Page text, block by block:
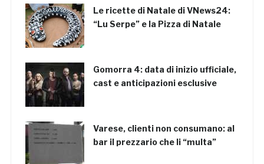
Le ricette di Natale di VNews24:
“Lu Serpe” e la Pizza di Natale
Gomorra 4: data di inizio ufficiale,
cast e anticipazioni esclusive
Varese, clienti non consumano: al
bar il prezzario che li “multa”